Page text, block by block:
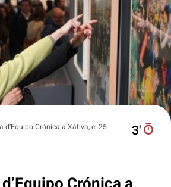
d’Equipo Crónica a Xàtiva, el 25
3′
Crónica a